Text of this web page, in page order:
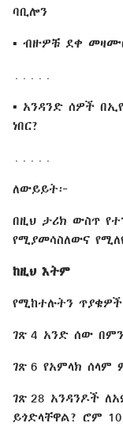
ባቢሎን
▪ ብዙዎቹ ደቀ
▪ አንዳንድ ሰዎች
ነበር?
ለውይይት፦
በዚህ ታሪክ ውስጥ
የሚያመሳስለውና
ከዚህ እትም
የሚከተሉትን
ገጽ 4 አንድ ሰው
ገጽ 6 የአምላክ ሰላም
ገጽ 28 አንዳንዶች
ይጎድላቸዋል? ሮም